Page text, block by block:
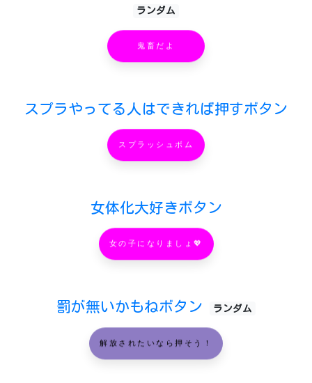
ランダム
鬼畜だよ
スプラやってる人はできれば押すボタン
スプラッシュボム
女体化大好きボタン
女の子になりましょ💖
罰が無いかもねボタン ランダム
解放されたいなら押そう！